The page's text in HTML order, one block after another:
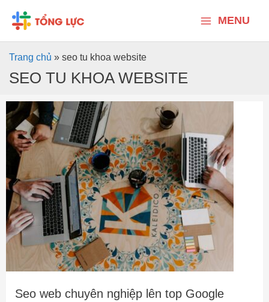
Menu
MENU
Trang chủ » seo tu khoa website
SEO TU KHOA WEBSITE
Seo web chuyên nghiệp lên top Google
Seo
web
chuyên
nghiệp
lên
top
Google
nhanh
chóng
–
Seo